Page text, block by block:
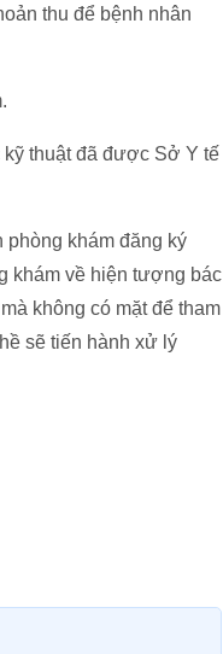
thu để bệnh nhân
kỹ thuật đã được Sở Y tế
phòng khám đăng ký
khám về hiện tượng bác
không có mặt để tham
sẽ tiến hành xử lý